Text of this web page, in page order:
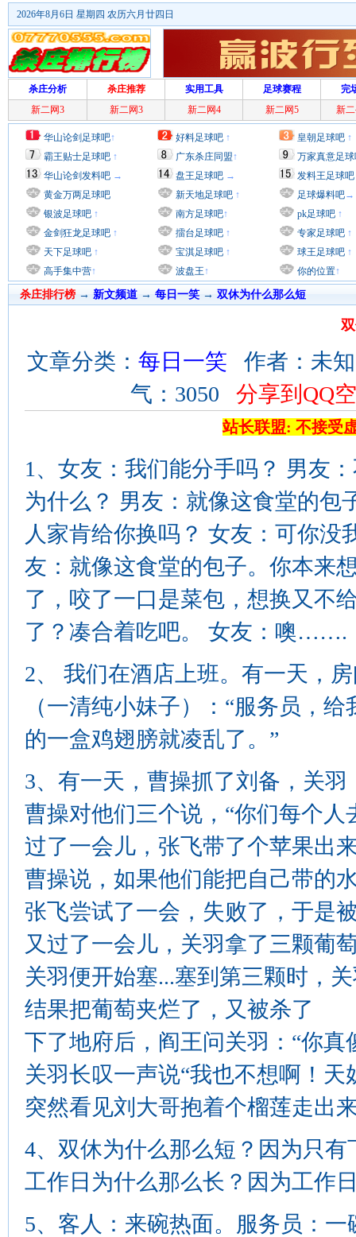
2026年8月6日 星期四 农历六月廿四日
杀庄分析 杀庄推荐 实用工具 足球赛程
完
新二网3
新二网3 新二网4 新二网5 新
华山论剑足球吧↑
霸王贴士足球吧 ↑
华山论剑发料吧 →
黄金万两足球吧
银波足球吧 ↑
金剑狂龙足球吧 ↑
天下足球吧 ↑
高手集中营↑
好料足球吧 ↑
广东杀庄同盟↑
盘王足球吧 →
新天地足球吧 ↑
南方足球吧↑
擂台足球吧 ↑
宝淇足球吧 ↑
波盘王↑
皇朝足球吧 ↑
万家真意足
发料王足球吧
足球爆料吧→
pk足球吧 ↑
专家足球吧 ↑
球王足球吧 ↑
你的位置↑
杀庄排行榜 → 新文频道→ 每日一笑 → 双休为什么那么短
文章分类： 每日一笑 作者：未
气：3050 分享到QQ
站长联盟: 不接受
1、女友：我们能分手吗？ 男友
为什么？ 男友：就像这食堂的包
人家肯给你换吗？ 女友：可你没
友：就像这食堂的包子。你本来
了，咬了一口是菜包，想换又不
了？凑合着吃吧。 女友：噢…….
2、 我们在酒店上班。有一天，
（一清纯小妹子）：“服务员，
的一盒鸡翅膀就凌乱了。”
3、有一天，曹操抓了刘备，关羽
曹操对他们三个说，“你们每个
过了一会儿，张飞带了个苹果出
曹操说，如果他们能把自己带的
张飞尝试了一会，失败了，于是
又过了一会儿，关羽拿了三颗葡
关羽便开始塞...塞到第三颗时，
结果把葡萄夹烂了，又被杀了
下了地府后，阎王问关羽：“你
关羽长叹一声说“我也不想啊！
突然看见刘大哥抱着个榴莲走出
4、双休为什么那么短？因为只有
工作日为什么那么长？因为工作
5、客人：来碗热面。服务员：